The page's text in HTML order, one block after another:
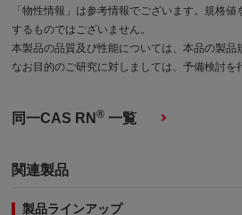
「物性情報」は参考情報でございます。規格
するものではございません。
本製品の品質及び性能については、本品の製品
なお目的のご研究に対しましては、予備検討を
同一CAS RN® 一覧
関連製品
製品ラインアップ